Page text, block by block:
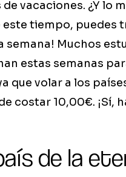
de vacaciones. ¿Y lo
este tiempo, puedes
semana! Muchos
estas semanas
que volar a los
costar 10,00€. ¡Sí,
de la